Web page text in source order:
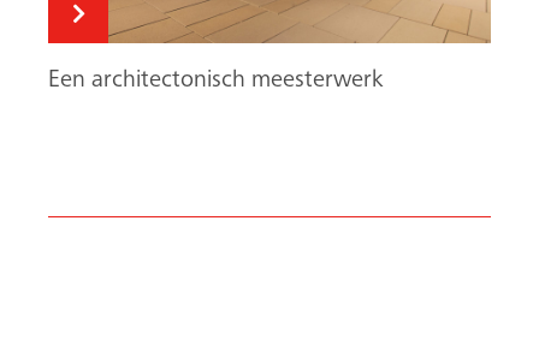
Een architectonisch meesterwerk